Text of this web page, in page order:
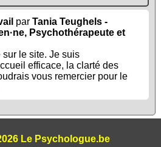
parTania Teughels -
Psychothérapeute et
le site. Je suis
efficace, la clarté des
vous remercier pour le
Le Psychologue.be